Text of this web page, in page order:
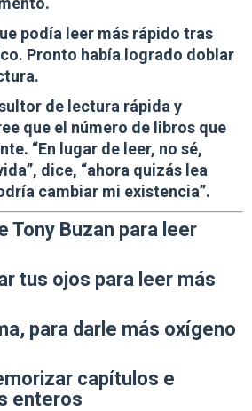
podía leer más rápido tras
Pronto había logrado doblar
de lectura rápida y
que el número de libros que
“En lugar de leer, no sé,
dice, “ahora quizás lea
cambiar mi existencia”.
Tony Buzan para leer
tus ojos para leer más
para darle más oxígeno
capítulos e
enteros